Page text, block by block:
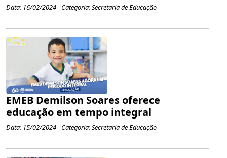
Data: 16/02/2024 - Categoria: Secretaria de Educação
EMEB Demilson Soares oferece
educação em tempo integral
Data: 15/02/2024 - Categoria: Secretaria de Educação